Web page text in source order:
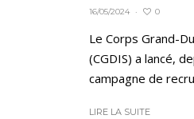
16/05/2024 · 0
Le Corps Grand-
(CGDIS) a lancé,
campagne de
LIRE LA SUITE